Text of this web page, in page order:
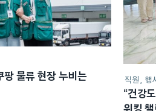
팡 물류 현장 누비는
직원 행
“건강